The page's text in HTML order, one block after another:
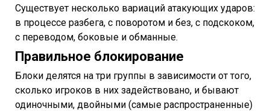
Существует несколько вариаций атакующих ударов:
в процессе разбега, с поворотом и без, с подскоком,
с переводом, боковые и обманные.
Правильное блокирование
Блоки делятся на три группы в зависимости от того,
сколько игроков в них задействовано, и бывают
одиночными, двойными (самые распространенные)